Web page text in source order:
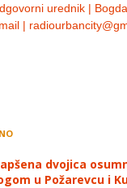
urednik |
|
dvojica
u Požarevcu i